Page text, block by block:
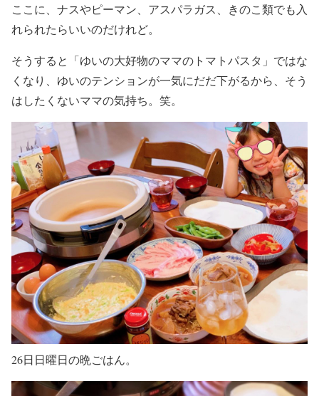
ここに、ナスやピーマン、アスパラガス、きのこ類でも入
れられたらいいのだけれど。
そうすると「ゆいの大好物のママのトマトパスタ」ではな
くなり、ゆいのテンションが一気にだだ下がるから、そう
はしたくないママの気持ち。笑。
26日日曜日の晩ごはん。